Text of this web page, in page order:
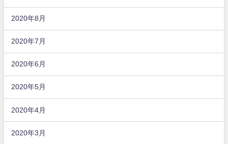
2020年8月
2020年7月
2020年6月
2020年5月
2020年4月
2020年3月